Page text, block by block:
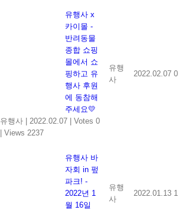
유행사 x
카이몰 -
반려동물
종합 쇼핑
몰에서 쇼
핑하고 유
행사 후원
에 동참해
주세요💛
유행사
2022.02.07
Votes 0
Views 2237
유행
사
2022.02.07 0
유행사 바
자회 in 펖
파크! -
2022년 1
월 16일
유행
사
2022.01.13 1